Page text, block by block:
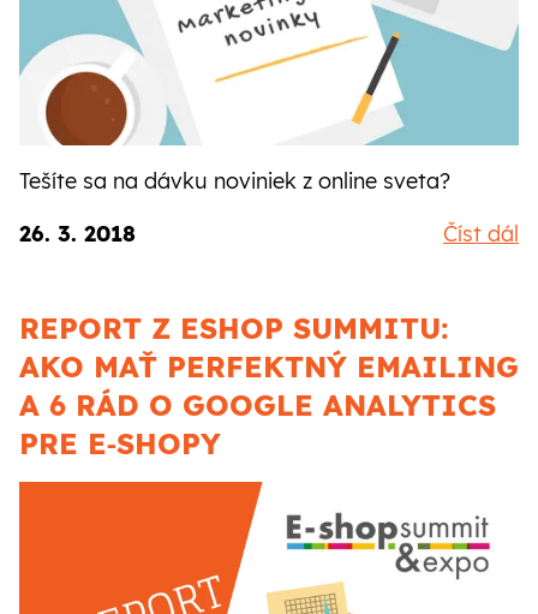
Tešíte sa na dávku noviniek z online sveta?
26. 3. 2018
Číst dál
REPORT Z ESHOP SUMMITU:
AKO MAŤ PERFEKTNÝ EMAILING
A 6 RÁD O GOOGLE ANALYTICS
PRE E‑SHOPY